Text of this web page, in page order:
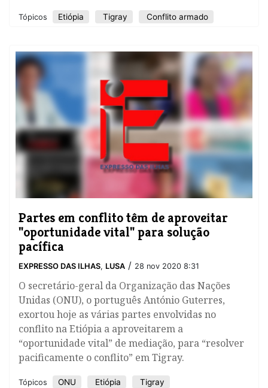
Tópicos Etiópia Tigray Conflito armado
Partes em conflito têm de aproveitar
"oportunidade vital" para solução
pacífica
EXPRESSO DAS ILHAS, LUSA / 28 nov 2020 8:31
O secretário-geral da Organização das Nações
Unidas (ONU), o português António Guterres,
exortou hoje as várias partes envolvidas no
conflito na Etiópia a aproveitarem a
“oportunidade vital” de mediação, para “resolver
pacificamente o conflito” em Tigray.
Tópicos ONU Etiópia Tigray